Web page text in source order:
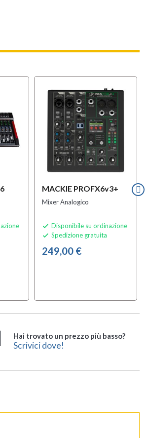
MACKIE PROFX6v3+
Mixer Analogico
 Disponibile su ordinazione
 Spedizione gratuita
249,00 €
Hai trovato un prezzo più basso?
Scrivici dove!